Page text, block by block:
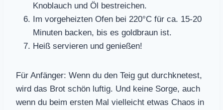
Knoblauch und Öl bestreichen.
Im vorgeheizten Ofen bei 220°C für ca. 15-20
Minuten backen, bis es goldbraun ist.
Heiß servieren und genießen!
Für Anfänger: Wenn du den Teig gut durchknetest,
wird das Brot schön luftig. Und keine Sorge, auch
wenn du beim ersten Mal vielleicht etwas Chaos in